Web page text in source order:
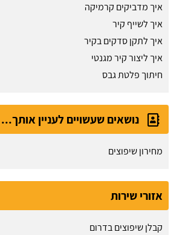
איך מדביקים קרמיקה
איך לשייף קיר
איך לתקן סדקים בקיר
איך ליצור קיר מגנטי
חיתוך פלטת גבס
נושאים שעשויים לעניין אותך...
מחירון שיפוצים
אזורי שירות
קבלן שיפוצים בדרום